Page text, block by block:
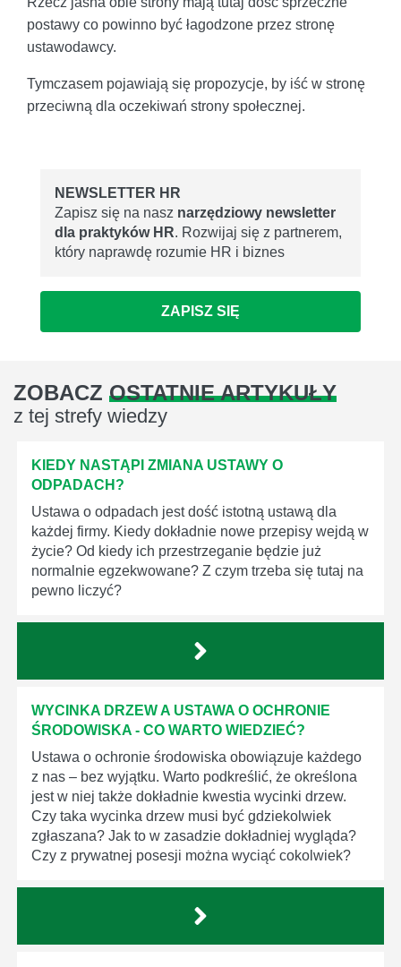
postawy co powinno być łagodzone przez stronę
ustawodawcy.
Tymczasem pojawiają się propozycje, by iść w stronę
przeciwną dla oczekiwań strony społecznej.
NEWSLETTER HR
Zapisz się na nasz narzędziowy newsletter
dla praktyków HR. Rozwijaj się z partnerem,
który naprawdę rozumie HR i biznes
ZAPISZ SIĘ
ZOBACZ OSTATNIE ARTYKUŁY
z tej strefy wiedzy
KIEDY NASTĄPI ZMIANA USTAWY O
ODPADACH?
Ustawa o odpadach jest dość istotną ustawą dla
każdej firmy. Kiedy dokładnie nowe przepisy wejdą w
życie? Od kiedy ich przestrzeganie będzie już
normalnie egzekwowane? Z czym trzeba się tutaj na
pewno liczyć?
WYCINKA DRZEW A USTAWA O OCHRONIE
ŚRODOWISKA - CO WARTO WIEDZIEĆ?
Ustawa o ochronie środowiska obowiązuje każdego
z nas – bez wyjątku. Warto podkreślić, że określona
jest w niej także dokładnie kwestia wycinki drzew.
Czy taka wycinka drzew musi być gdziekolwiek
zgłaszana? Jak to w zasadzie dokładniej wygląda?
Czy z prywatnej posesji można wyciąć cokolwiek?